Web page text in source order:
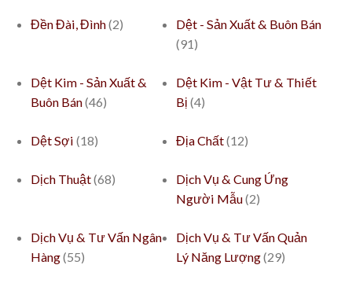
Đền Đài, Đình(2)
Dệt - Sản Xuất & Buôn Bán
(91)
Dệt Kim - Sản Xuất &
Buôn Bán(46)
Dệt Kim - Vật Tư & Thiết
Bị (4)
Dệt Sợi (18) Địa Chất(12)
Dịch Thuật(68)
Dịch Vụ & Cung Ứng
Người Mẫu(2)
Dịch Vụ & Tư Vấn Ngân
Hàng(55)
Dịch Vụ & Tư Vấn Quản
Lý Năng Lượng(29)